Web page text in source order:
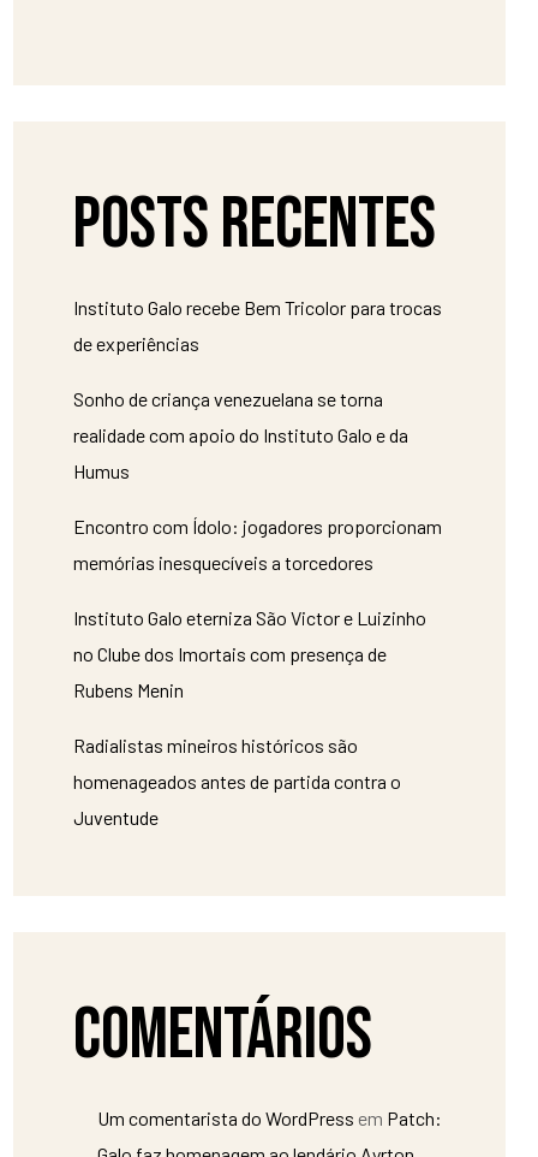
Posts recentes
Instituto Galo recebe Bem Tricolor para trocas
de experiências
Sonho de criança venezuelana se torna
realidade com apoio do Instituto Galo e da
Humus
Encontro com Ídolo: jogadores proporcionam
memórias inesquecíveis a torcedores
Instituto Galo eterniza São Victor e Luizinho
no Clube dos Imortais com presença de
Rubens Menin
Radialistas mineiros históricos são
homenageados antes de partida contra o
Juventude
Comentários
Um comentarista do WordPress em Patch: